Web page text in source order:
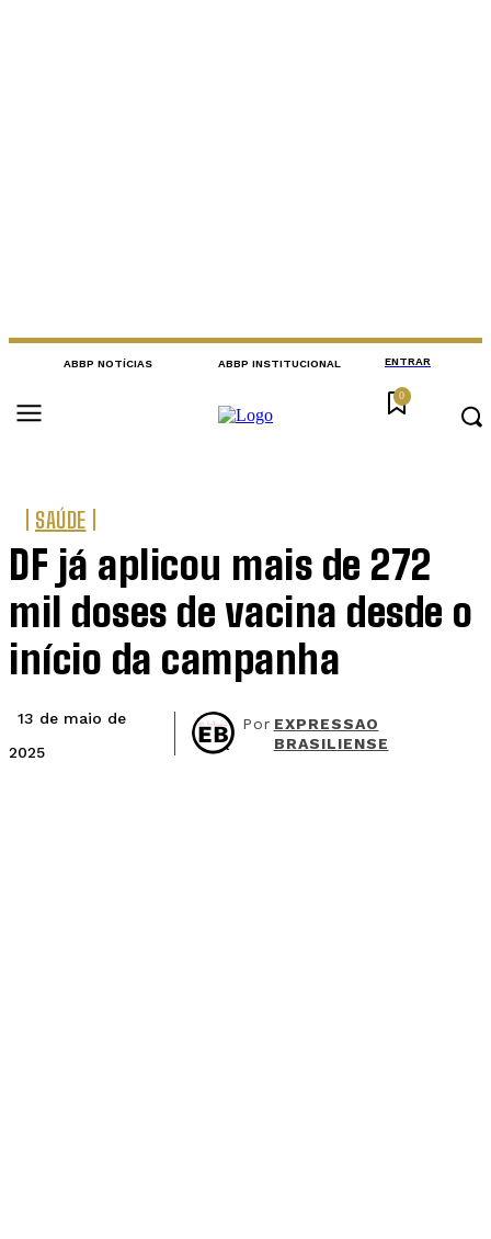
ABBP NOTÍCIAS ABBP INSTITUCIONAL ENTRAR
0
SAÚDE
DF já aplicou mais de 272
mil doses de vacina desde o
início da campanha
13 de maio de
2025
Por EXPRESSAO
BRASILIENSE